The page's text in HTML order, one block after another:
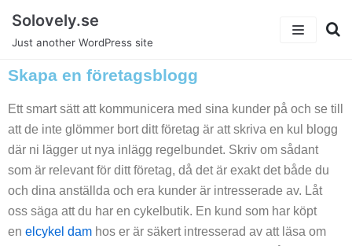
Skip
to
Solovely.se
Just another WordPress site
I det enkla bor det vackra
Arbetstider under en vecka
Äta hälsosamt
Har kul på jobbet
Intensiv arbetsvecka
Skapa en företagsblogg
Ett smart sätt att kommunicera med sina kunder på och se till
att de inte glömmer bort ditt företag är att skriva en kul blogg
där ni lägger ut nya inlägg regelbundet. Skriv om sådant
som är relevant för ditt företag, då det är exakt det både du
och dina anställda och era kunder är intresserade av. Låt
oss säga att du har en cykelbutik. En kund som har köpt
en elcykel dam hos er är säkert intresserad av att läsa om